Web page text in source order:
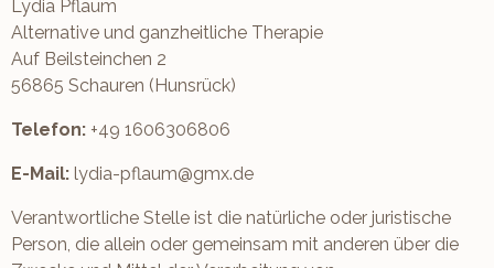
Lydia Pflaum
Alternative und ganzheitliche Therapie
Auf Beilsteinchen 2
56865 Schauren (Hunsrück)
Telefon: +49 1606306806
E-Mail: lydia-pflaum@gmx.de
Verantwortliche Stelle ist die natürliche oder juristische
Person, die allein oder gemeinsam mit anderen über die